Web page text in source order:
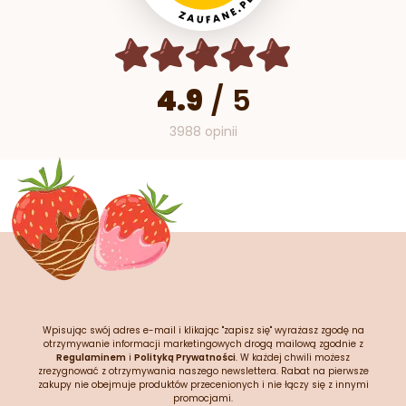
4.9 / 5
3988 opinii
Wpisując swój adres e-mail i klikając "zapisz się" wyrażasz zgodę na
otrzymywanie informacji marketingowych drogą mailową zgodnie z
Regulaminem i Polityką Prywatności. W każdej chwili możesz
zrezygnować z otrzymywania naszego newslettera. Rabat na pierwsze
zakupy nie obejmuje produktów przecenionych i nie łączy się z innymi
promocjami.